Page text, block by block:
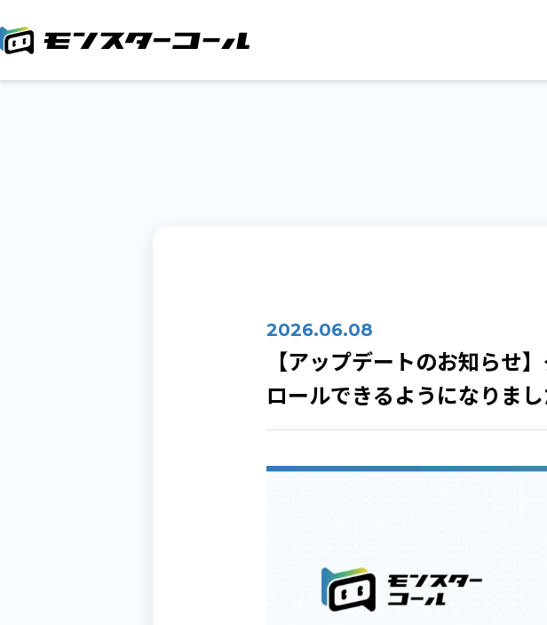
2026.06.08
【アップデートのお知らせ
ロールできるようになりま